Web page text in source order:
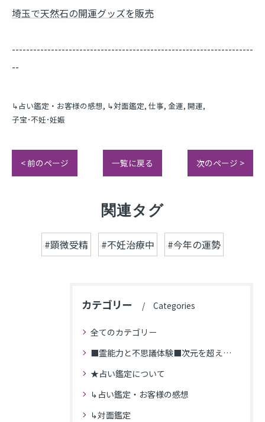
埼玉で天然石の開運グッズを販売
--------------------------------------------------------------------
--
↳占い鑑定・お客様の感想 ↳対面鑑定 仕事 金運 開運
子宝･不妊･妊娠
< 前のページ 一覧に戻る 次のページ >
関連タグ
#顕微受精 #不妊治療中 #今年の運勢
カテゴリー Categories
全てのカテゴリー
■霊能力と不思議体験■次元を超えた体験
★占い鑑定について
↳占い鑑定・お客様の感想
↳対面鑑定